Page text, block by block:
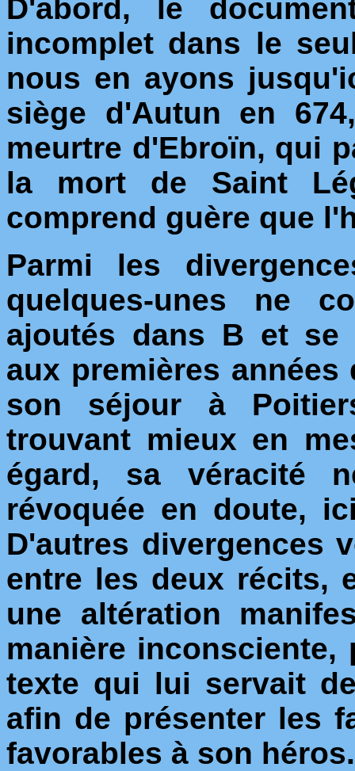
D'abord, le
incomplet dans le
nous en ayons
siège d'Autun en
meurtre d'Ebroïn, qui
la mort de Saint
comprend guère que
Parmi les
quelques-unes ne
ajoutés dans B et se
aux premières
son séjour à
trouvant mieux en
égard, sa véracité
révoquée en doute,
D'autres divergences
entre les deux récits,
une altération
manière
texte qui lui servait
afin de présenter les
favorables à son héros.